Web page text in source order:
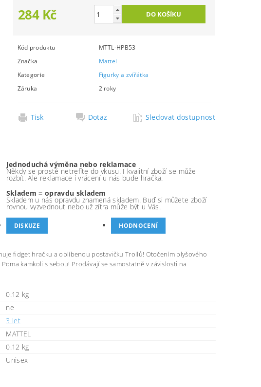
284 Kč
Kód produktu
MTTL-HPB53
Značka
Mattel
Kategorie
Figurky a zvířátka
Záruka
2 roky
Tisk Dotaz Sledovat dostupnost
Jednoduchá výměna nebo reklamace
Někdy se prostě netrefíte do vkusu. I kvalitní zboží se může
rozbít. Ale reklamace i vrácení u nás bude hračka.
Skladem = opravdu skladem
Skladem u nás opravdu znamená skladem. Buď si můžete zboží
rovnou vyzvednout nebo už zítra může být u Vás.
DISKUZE HODNOCENÍ
fidget hračku a oblíbenou postavičku Trollů! Otočením plyšového
kamkoli s sebou! Prodávají se samostatně v závislosti na
0.12 kg
ne
3 let
MATTEL
0.12 kg
Unisex